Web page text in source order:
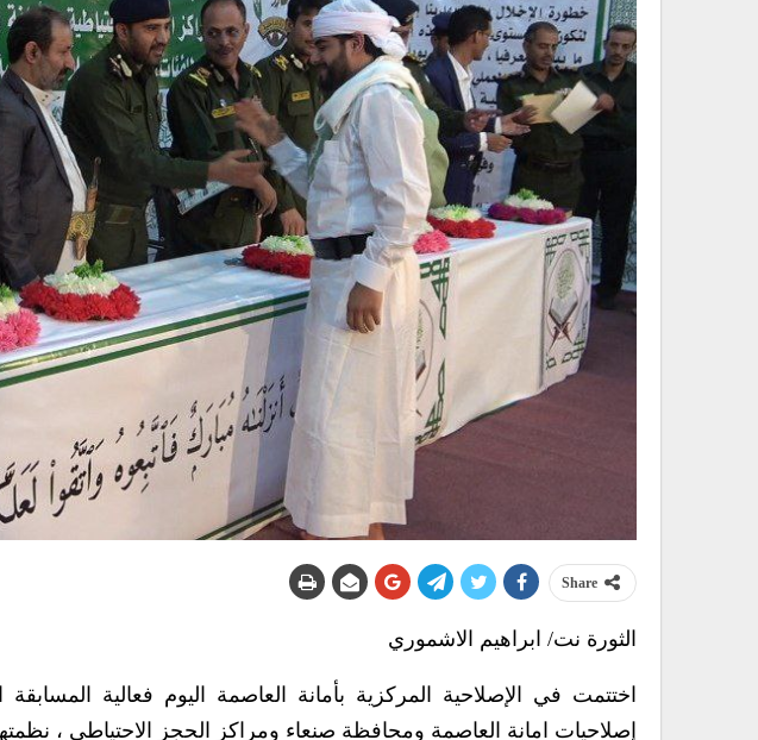
Share
الثورة نت/ ابراهيم الاشموري
اختتمت في الإصلاحية المركزية بأمانة العاصمة اليوم فعالية
إصلاحيات امانة العاصمة ومحافظة صنعاء ومراكز الحجز الاحتياطي ،